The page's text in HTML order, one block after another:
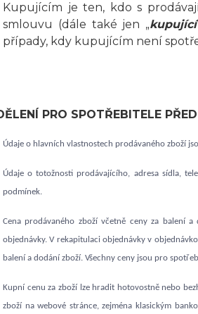
Kupujícím je ten, kdo s
smlouvu (dále také jen „kupující
případy, kdy kupujícím není
PRO SPOTŘEBITELE
Údaje o hlavních vlastnostech prodávaného zboží
Údaje o totožnosti prodávajícího, adresa sídla,
podmínek.
Cena prodávaného zboží včetně ceny za balení
objednávky. V rekapitulaci objednávky v
balení a dodání zboží. Všechny ceny jsou pro
Kupní cenu za zboží lze hradit hotovostně nebo
zboží na webové stránce, zejména klasickým